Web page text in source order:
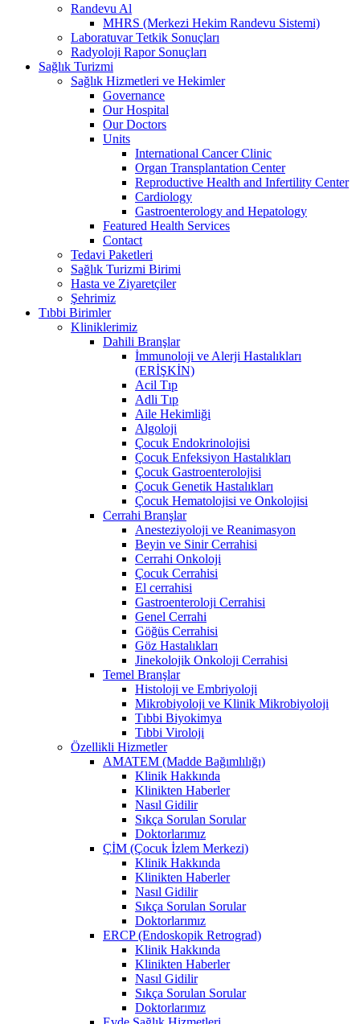
Randevu Al
MHRS (Merkezi Hekim Randevu Sistemi)
Laboratuvar Tetkik Sonuçları
Radyoloji Rapor Sonuçları
Sağlık Turizmi
Sağlık Hizmetleri ve Hekimler
Governance
Our Hospital
Our Doctors
Units
International Cancer Clinic
Organ Transplantation Center
Reproductive Health and Infertility Center
Cardiology
Gastroenterology and Hepatology
Featured Health Services
Contact
Tedavi Paketleri
Sağlık Turizmi Birimi
Hasta ve Ziyaretçiler
Şehrimiz
Tıbbi Birimler
Kliniklerimiz
Dahili Branşlar
İmmunoloji ve Alerji Hastalıkları
(ERİŞKİN)
Acil Tıp
Adli Tıp
Aile Hekimliği
Algoloji
Çocuk Endokrinolojisi
Çocuk Enfeksiyon Hastalıkları
Çocuk Gastroenterolojisi
Çocuk Genetik Hastalıkları
Çocuk Hematolojisi ve Onkolojisi
Cerrahi Branşlar
Anesteziyoloji ve Reanimasyon
Beyin ve Sinir Cerrahisi
Cerrahi Onkoloji
Çocuk Cerrahisi
El cerrahisi
Gastroenteroloji Cerrahisi
Genel Cerrahi
Göğüs Cerrahisi
Göz Hastalıkları
Jinekolojik Onkoloji Cerrahisi
Temel Branşlar
Histoloji ve Embriyoloji
Mikrobiyoloji ve Klinik Mikrobiyoloji
Tıbbi Biyokimya
Tıbbi Viroloji
Özellikli Hizmetler
AMATEM (Madde Bağımlılığı)
Klinik Hakkında
Klinikten Haberler
Nasıl Gidilir
Sıkça Sorulan Sorular
Doktorlarımız
ÇİM (Çocuk İzlem Merkezi)
Klinik Hakkında
Klinikten Haberler
Nasıl Gidilir
Sıkça Sorulan Sorular
Doktorlarımız
ERCP (Endoskopik Retrograd)
Klinik Hakkında
Klinikten Haberler
Nasıl Gidilir
Sıkça Sorulan Sorular
Doktorlarımız